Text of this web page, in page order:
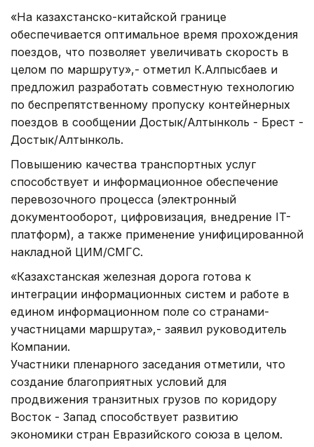
«На казахстанско-китайской границе
обеспечивается оптимальное время прохождения
поездов, что позволяет увеличивать скорость в
целом по маршруту»,- отметил К.Алпысбаев и
предложил разработать совместную технологию
по беспрепятственному пропуску контейнерных
поездов в сообщении Достык/Алтынколь - Брест -
Достык/Алтынколь.
Повышению качества транспортных услуг
способствует и информационное обеспечение
перевозочного процесса (электронный
документооборот, цифровизация, внедрение IT-
платформ), а также применение унифицированной
накладной ЦИМ/СМГС.
«Казахстанская железная дорога готова к
интеграции информационных систем и работе в
едином информационном поле со странами-
участницами маршрута»,- заявил руководитель
Компании.
Участники пленарного заседания отметили, что
создание благоприятных условий для
продвижения транзитных грузов по коридору
Восток - Запад способствует развитию
экономики стран Евразийского союза в целом.